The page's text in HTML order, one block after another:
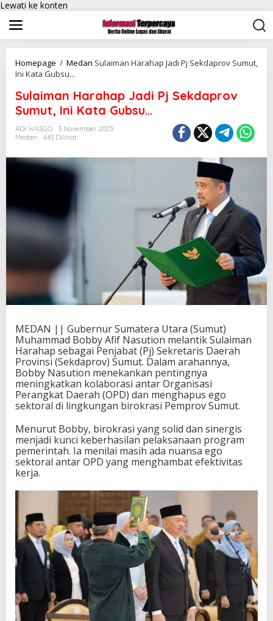
Lewati ke konten
Homepage / Medan Sulaiman Harahap Jadi Pj Sekdaprov Sumut,
Ini Kata Gubsu...
Sulaiman Harahap Jadi Pj Sekdaprov
Sumut, Ini Kata Gubsu…
ADI WASGO
3 November 2025
Medan
643 Dilihat
MEDAN || Gubernur Sumatera Utara (Sumut)
Muhammad Bobby Afif Nasution melantik Sulaiman
Harahap sebagai Penjabat (Pj) Sekretaris Daerah
Provinsi (Sekdaprov) Sumut. Dalam arahannya,
Bobby Nasution menekankan pentingnya
meningkatkan kolaborasi antar Organisasi
Perangkat Daerah (OPD) dan menghapus ego
sektoral di lingkungan birokrasi Pemprov Sumut.
Menurut Bobby, birokrasi yang solid dan sinergis
menjadi kunci keberhasilan pelaksanaan program
pemerintah. Ia menilai masih ada nuansa ego
sektoral antar OPD yang menghambat efektivitas
kerja.